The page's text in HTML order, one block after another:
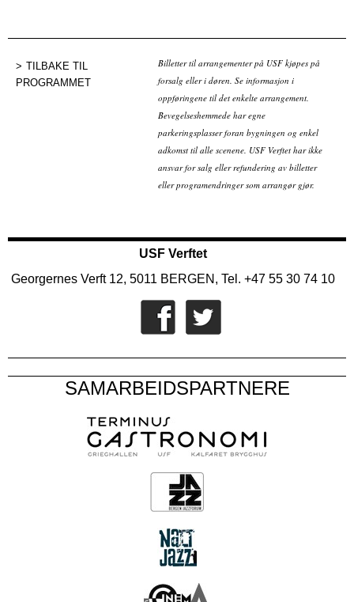
TILBAKE TIL
PROGRAMMET
Billetter til arrangementer på USF kjøpes på
forsalg eller i døren. Se informasjon i
oppføringene til det enkelte arrangement.
Bevegelseshemmede har egne
parkeringsplasser foran bygningen og enkel
adkomst til alle scenene. USF Verftet har ikke
ansvar for salg eller refundering av billetter
eller programendringer som arrangør gjør.
USF Verftet
Georgernes Verft 12, 5011 BERGEN, Tel. +47 55 30 74 10
SAMARBEIDSPARTNERE